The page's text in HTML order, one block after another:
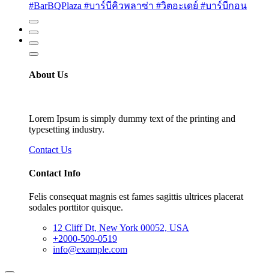
#BarBQPlaza #บาร์บีคิวพลาซ่า #วิตอะเดย์ #บาร์บีกอน
About Us
Lorem Ipsum is simply dummy text of the printing and
typesetting industry.
Contact Us
Contact Info
Felis consequat magnis est fames sagittis ultrices placerat
sodales porttitor quisque.
12 Cliff Dt, New York 00052, USA
+2000-509-0519
info@example.com